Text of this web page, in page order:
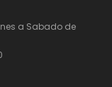
a Sabado de